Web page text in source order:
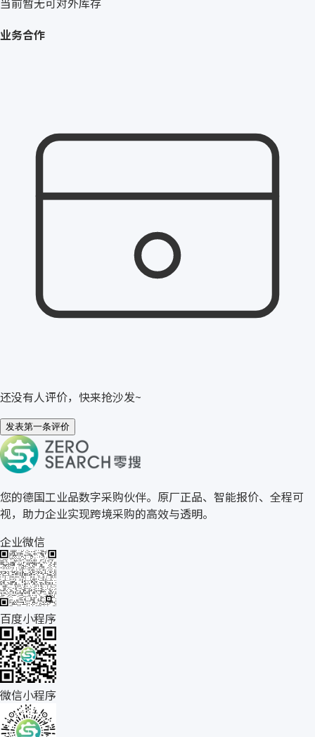
业务合作
还没有人评价，快来抢沙发~
发表第一条评价
关于零搜
您的德国工业品数字采购伙伴。原厂正品、智能报价、全程可
视，助力企业实现跨境采购的高效与透明。
企业微信
百度小程序
微信小程序